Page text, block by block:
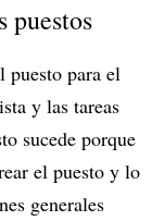
puestos
puesto para el
y las tareas
sucede porque
el puesto y lo
generales